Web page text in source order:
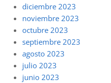
diciembre 2023
noviembre 2023
octubre 2023
septiembre 2023
agosto 2023
julio 2023
junio 2023